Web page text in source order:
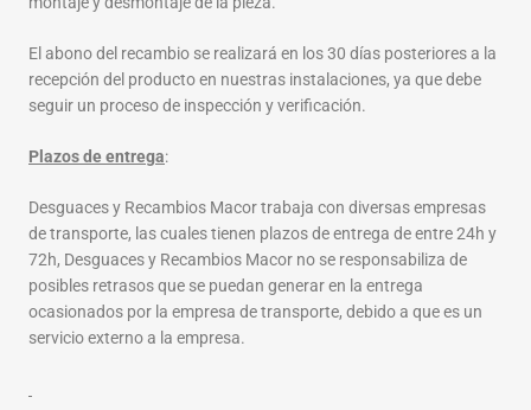
El abono del recambio se realizará en los 30 días posteriores a la
recepción del producto en nuestras instalaciones, ya que debe
seguir un proceso de inspección y verificación.
Plazos de entrega:
Desguaces y Recambios Macor trabaja con diversas empresas
de transporte, las cuales tienen plazos de entrega de entre 24h y
72h, Desguaces y Recambios Macor no se responsabiliza de
posibles retrasos que se puedan generar en la entrega
ocasionados por la empresa de transporte, debido a que es un
servicio externo a la empresa.